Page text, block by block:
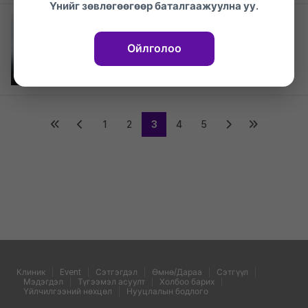
Very Good Нүүрний хэлбэр засах
2,500,000₩
2026.03.27 ~ 2027.03.27
1 2 3 4 5
Үнийг зөвлөгөөгөөр баталгаажуулна уу.
Ойлголоо
Клиник Event Сэтгэгдэл Өмнө/Дараа
Сэтгүүл
Мэдэгдэл
Түгээмэл асуулт
Холбоо барих
Үйлчилгээний нөхцөл
Нууцлалын бодлого